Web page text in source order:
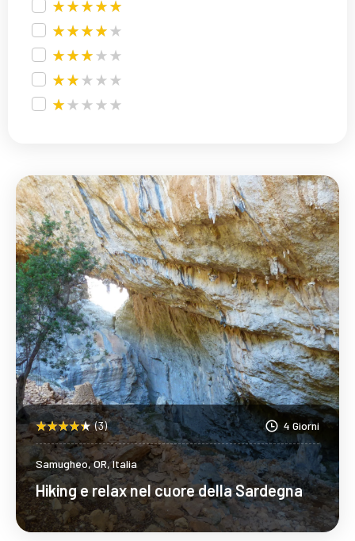
(3) 4 Giorni
Samugheo, OR, Italia
Hiking e relax nel cuore della Sardegna